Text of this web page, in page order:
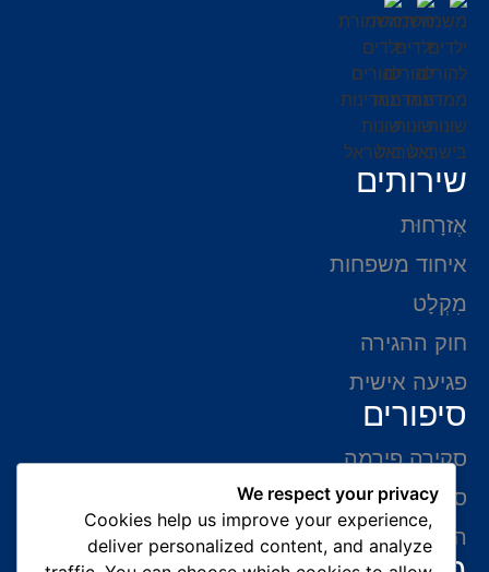
שירותים
אֶזרָחוּת
איחוד משפחות
מִקְלָט
חוק ההגירה
פגיעה אישית
סיפורים
סקירה פירמה
סיפורי הצלחה
המלצות של לקוחות
We respect your privacy
Cookies help us improve your experience,
deliver personalized content, and analyze